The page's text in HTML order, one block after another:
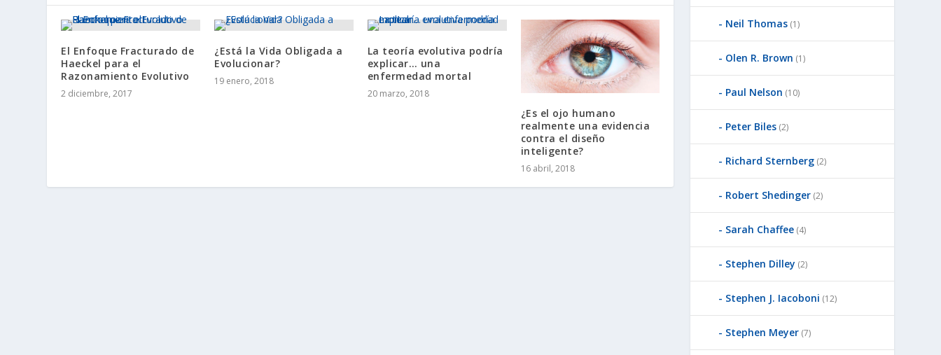
El Enfoque Fracturado de
Haeckel para el
Razonamiento Evolutivo
2 diciembre, 2017
¿Está la Vida Obligada a
Evolucionar?
19 enero, 2018
La teoría evolutiva podría
explicar… una
enfermedad mortal
20 marzo, 2018
¿Es el ojo humano
realmente una evidencia
contra el diseño
inteligente?
16 abril, 2018
Neil Thomas (1)
Olen R. Brown (1)
Paul Nelson (10)
Peter Biles (2)
Richard Sternberg (2)
Robert Shedinger (2)
Sarah Chaffee (4)
Stephen Dilley (2)
Stephen J. Iacoboni (12)
Stephen Meyer (7)